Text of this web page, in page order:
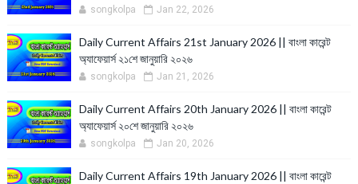
songkolpa Jan 22, 2026
Daily Current Affairs 21st January 2026 || বাংলা কারেন্ট
অ্যাফেয়ার্স ২১শে জানুয়ারি ২০২৬
songkolpa Jan 21, 2026
Daily Current Affairs 20th January 2026 || বাংলা কারেন্ট
অ্যাফেয়ার্স ২০শে জানুয়ারি ২০২৬
songkolpa Jan 20, 2026
Daily Current Affairs 19th January 2026 || বাংলা কারেন্ট